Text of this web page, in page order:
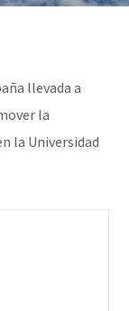
llevada a
la
la Universidad